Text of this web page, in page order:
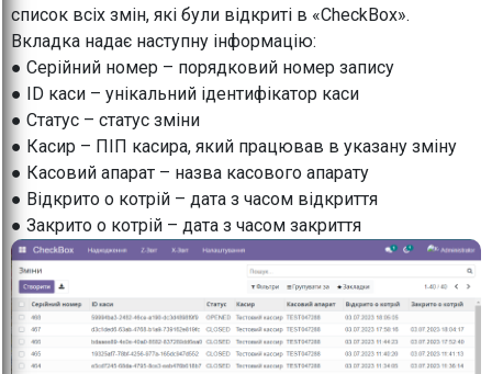
список всіх змін, які були відкриті в «CheckBox».
Вкладка надає наступну інформацію:
● Серійний номер – порядковий номер запису
● ID каси – унікальний ідентифікатор каси
● Статус – статус зміни
● Касир – ПІП касира, який працював в указану зміну
● Касовий апарат – назва касового апарату
● Відкрито о котрій – дата з часом відкриття
● Закрито о котрій – дата з часом закриття